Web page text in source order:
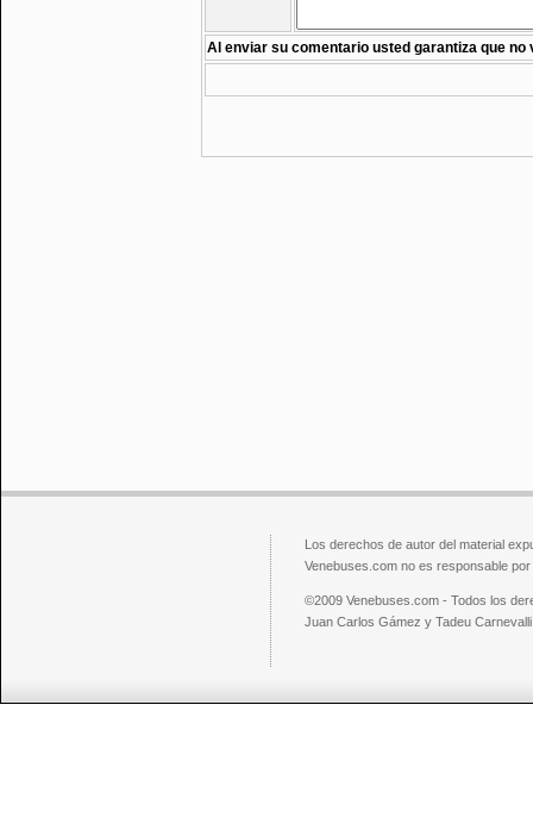
Al enviar su comentario usted garantiza que no
Los derechos de autor del material
Venebuses.com no es responsable
©2009 Venebuses.com - Todos los
Juan Carlos Gámez y Tadeu Carnevalli